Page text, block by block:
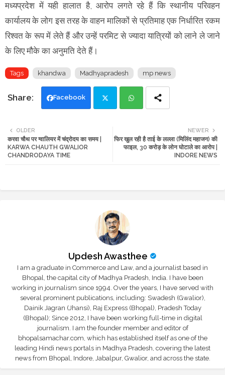
मध्यप्रदेश में यही हालात है, आरोप लगते रहे हैं कि स्थानीय परिवहन
कार्यालय के लोग इस तरह के वाहन मालिकों से प्रतिमाह एक निर्धारित रकम
रिश्वत के रूप में लेते हैं और उन्हें परमिट से ज्यादा यात्रियों को लाने ले जाने
के लिए मौके का अनुमति देते हैं।
Tags khandwa Madhyapradesh mp news
Facebook
ats
NEWER
फिर खुल रही है ताई के लल्ला (मिलिंद महाजन) की
फाइल, 30 करोड़ के लोन घोटाले का आरोप |
INDORE NEWS
OLDER
करवा चौथ पर ग्वालियर में चंद्रोदय का समय |
KARWA CHAUTH GWALIOR
CHANDRODAYA TIME
Updesh Awasthee
I am a graduate in Commerce and Law, and a journalist based in
Bhopal, the capital city of Madhya Pradesh, India. I have been
working in journalism since 1994. Over the years, I have served with
several prominent publications, including: Swadesh (Gwalior),
Dainik Jagran (Jhansi), Raj Express (Bhopal), Pradesh Today
(Bhopal); Since 2012, I have been working full-time in digital
journalism. I am the founder member and editor of
bhopalsamachar.com, which has established itself as one of the
leading Hindi news portals in Madhya Pradesh, covering the latest
news from Bhopal, Indore, Jabalpur, Gwalior, and across the state.